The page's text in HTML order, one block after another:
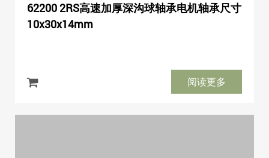
62200 2RS高速加厚深沟球轴承电机轴承尺寸
10x30x14mm
阅读更多